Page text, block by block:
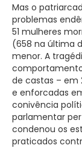
Mas o
problemas
51 mulheres
(658 na última
menor. A
de castas – em
e enforcadas
conivência
parlamentar
condenou os
praticados